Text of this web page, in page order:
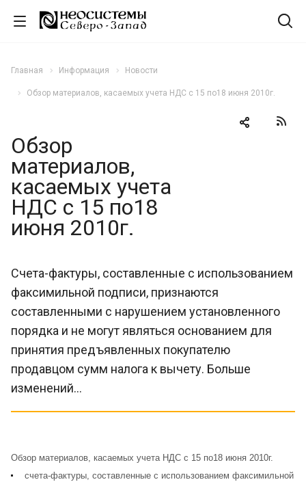
Главная Информация Новости
Обзор материалов, касаемых учета НДС с 15 по18 июня 2010г.
Обзор
материалов,
касаемых учета
НДС с 15 по18
июня 2010г.
Счета-фактуры, составленные с использованием
факсимильной подписи, признаются
составленными с нарушением установленного
порядка и не могут являться основанием для
принятия предъявленных покупателю
продавцом сумм налога к вычету. Больше
изменений...
Обзор материалов, касаемых учета НДС с 15 по18 июня 2010г.
счета-фактуры, составленные с использованием факсимильной